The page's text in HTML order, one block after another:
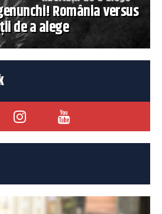
România versus
de a alege